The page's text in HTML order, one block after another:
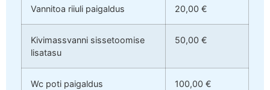
Vannitoa riiuli paigaldus 20,00 €
Kivimassvanni sissetoomise
lisatasu
50,00 €
Wc poti paigaldus 100,00 €